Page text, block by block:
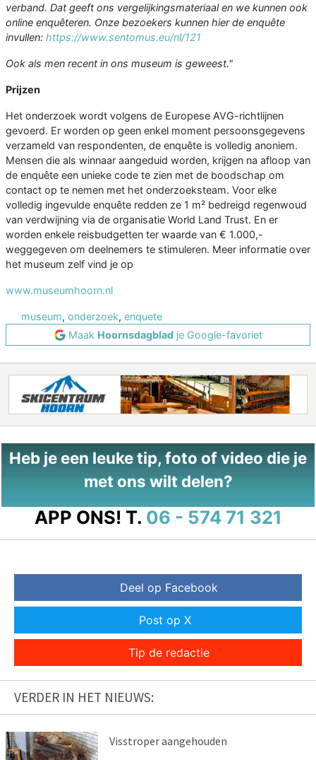
verband. Dat geeft ons vergelijkingsmateriaal en we kunnen ook
online enquêteren. Onze bezoekers kunnen hier de enquête
invullen: https://www.sentomus.eu/nl/121
Ook als men recent in ons museum is geweest."
Prijzen
Het onderzoek wordt volgens de Europese AVG-richtlijnen
gevoerd. Er worden op geen enkel moment persoonsgegevens
verzameld van respondenten, de enquête is volledig anoniem.
Mensen die als winnaar aangeduid worden, krijgen na afloop van
de enquête een unieke code te zien met de boodschap om
contact op te nemen met het onderzoeksteam. Voor elke
volledig ingevulde enquête redden ze 1 m² bedreigd regenwoud
van verdwijning via de organisatie World Land Trust. En er
worden enkele reisbudgetten ter waarde van € 1.000,-
weggegeven om deelnemers te stimuleren. Meer informatie over
het museum zelf vind je op
www.museumhoorn.nl
museum, onderzoek, enquete
Maak Hoornsdagbladje Google-favoriet
Heb je een leuke tip, foto of video die je
met ons wilt delen?
APP ONS! T. 06 - 574 71 321
Deel op Facebook
Post op X
Tip de redactie
VERDER IN HET NIEUWS:
Visstroper aangehouden